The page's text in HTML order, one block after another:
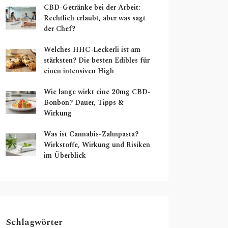
CBD-Getränke bei der Arbeit:
Rechtlich erlaubt, aber was sagt
der Chef?
Welches HHC-Leckerli ist am
stärksten? Die besten Edibles für
einen intensiven High
Wie lange wirkt eine 20mg CBD-
Bonbon? Dauer, Tipps &
Wirkung
Was ist Cannabis-Zahnpasta?
Wirkstoffe, Wirkung und Risiken
im Überblick
Schlagwörter